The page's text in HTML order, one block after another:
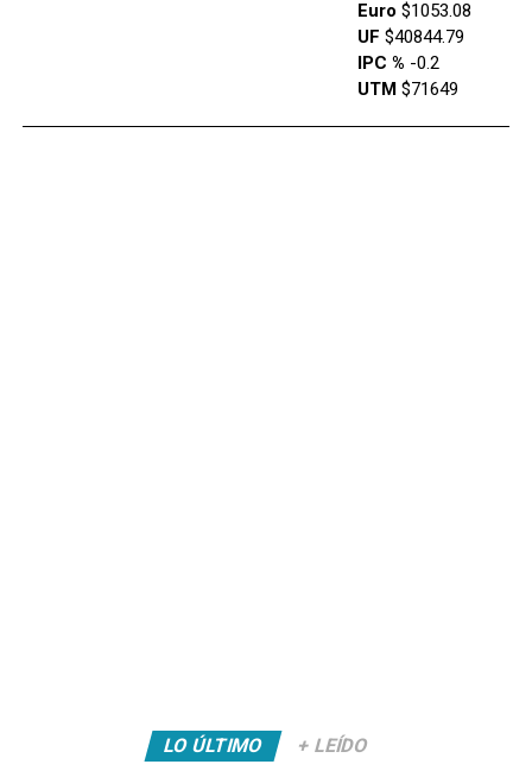
Euro $1053.08
UF $40844.79
IPC % -0.2
UTM $71649
LO ÚLTIMO + LEÍDO